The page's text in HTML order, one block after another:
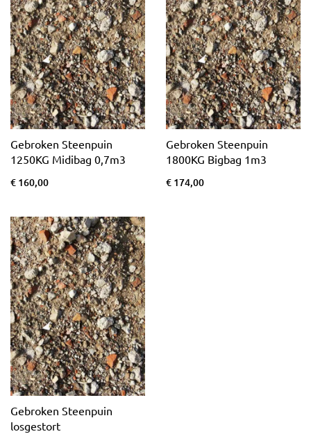
Gebroken Steenpuin
1250KG Midibag 0,7m3
€ 160,00
Gebroken Steenpuin
1800KG Bigbag 1m3
€ 174,00
Gebroken Steenpuin
losgestort